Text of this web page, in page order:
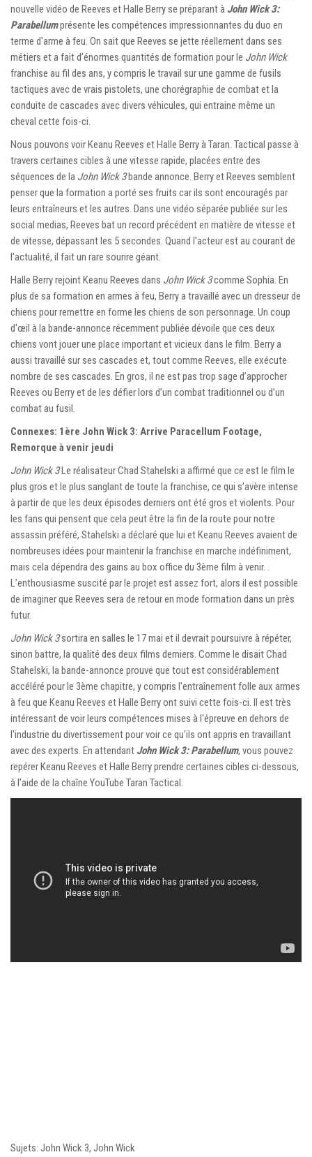
nouvelle vidéo de Reeves et Halle Berry se préparant à John Wick 3:
Parabellumprésente les compétences impressionnantes du duo en
terme d'arme à feu. On sait que Reeves se jette réellement dans ses
métiers et a fait d’énormes quantités de formation pour le John Wick
franchise au fil des ans, y compris le travail sur une gamme de fusils
tactiques avec de vrais pistolets, une chorégraphie de combat et la
conduite de cascades avec divers véhicules, qui entraine même un
cheval cette fois-ci.
Nous pouvons voir Keanu Reeves et Halle Berry à Taran. Tactical passe à
travers certaines cibles à une vitesse rapide, placées entre des
séquences de la John Wick 3bande annonce. Berry et Reeves semblent
penser que la formation a porté ses fruits car ils sont encouragés par
leurs entraîneurs et les autres. Dans une vidéo séparée publiée sur les
social medias, Reeves bat un record précédent en matière de vitesse et
de vitesse, dépassant les 5 secondes. Quand l'acteur est au courant de
l'actualité, il fait un rare sourire géant.
Halle Berry rejoint Keanu Reeves dans John Wick 3comme Sophia. En
plus de sa formation en armes à feu, Berry a travaillé avec un dresseur de
chiens pour remettre en forme les chiens de son personnage. Un coup
d'œil à la bande-annonce récemment publiée dévoile que ces deux
chiens vont jouer une place important et vicieux dans le film. Berry a
aussi travaillé sur ses cascades et, tout comme Reeves, elle exécute
nombre de ses cascades. En gros, il ne est pas trop sage d’approcher
Reeves ou Berry et de les défier lors d’un combat traditionnel ou d’un
combat au fusil.
Connexes: 1ère John Wick 3: Arrive Paracellum Footage,
Remorque à venir jeudi
John Wick 3Le réalisateur Chad Stahelski a affirmé que ce est le film le
plus gros et le plus sanglant de toute la franchise, ce qui s’avère intense
à partir de que les deux épisodes derniers ont été gros et violents. Pour
les fans qui pensent que cela peut être la fin de la route pour notre
assassin préféré, Stahelski a déclaré que lui et Keanu Reeves avaient de
nombreuses idées pour maintenir la franchise en marche indéfiniment,
mais cela dépendra des gains au box office du 3ème film à venir. .
L’enthousiasme suscité par le projet est assez fort, alors il est possible
de imaginer que Reeves sera de retour en mode formation dans un près
futur.
John Wick 3sortira en salles le 17 mai et il devrait poursuivre à répéter,
sinon battre, la qualité des deux films derniers. Comme le disait Chad
Stahelski, la bande-annonce prouve que tout est considérablement
accéléré pour le 3ème chapitre, y compris l'entraînement folle aux armes
à feu que Keanu Reeves et Halle Berry ont suivi cette fois-ci. Il est très
intéressant de voir leurs compétences mises à l'épreuve en dehors de
l'industrie du divertissement pour voir ce qu'ils ont appris en travaillant
avec des experts. En attendant John Wick 3: Parabellum, vous pouvez
repérer Keanu Reeves et Halle Berry prendre certaines cibles ci-dessous,
à l’aide de la chaîne YouTube Taran Tactical.
Sujets: John Wick 3, John Wick